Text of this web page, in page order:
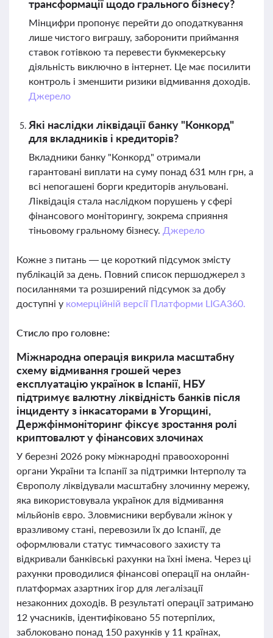
трансформації щодо грального бізнесу?
Мінцифри пропонує перейти до оподаткування
лише чистого виграшу, заборонити приймання
ставок готівкою та перевести букмекерську
діяльність виключно в інтернет. Це має посилити
контроль і зменшити ризики відмивання доходів.
Джерело
Які наслідки ліквідації банку "Конкорд"
для вкладників і кредиторів?
Вкладники банку "Конкорд" отримали
гарантовані виплати на суму понад 631 млн грн, а
всі непогашені борги кредиторів анульовані.
Ліквідація стала наслідком порушень у сфері
фінансового моніторингу, зокрема сприяння
тіньовому гральному бізнесу. Джерело
Кожне з питань — це короткий підсумок змісту
публікацій за день. Повний список першоджерел з
посиланнями та розширений підсумок за добу
доступні у комерційній версії Платформи LIGA360.
Стисло про головне:
Міжнародна операція викрила масштабну
схему відмивання грошей через
експлуатацію українок в Іспанії, НБУ
підтримує валютну ліквідність банків після
інциденту з інкасаторами в Угорщині,
Держфінмоніторинг фіксує зростання ролі
криптовалют у фінансових злочинах
У березні 2026 року міжнародні правоохоронні
органи України та Іспанії за підтримки Інтерполу та
Європолу ліквідували масштабну злочинну мережу,
яка використовувала українок для відмивання
мільйонів євро. Зловмисники вербували жінок у
вразливому стані, перевозили їх до Іспанії, де
оформлювали статус тимчасового захисту та
відкривали банківські рахунки на їхні імена. Через ці
рахунки проводилися фінансові операції на онлайн-
платформах азартних ігор для легалізації
незаконних доходів. В результаті операції затримано
12 учасників, ідентифіковано 55 потерпілих,
заблоковано понад 150 рахунків у 11 країнах,